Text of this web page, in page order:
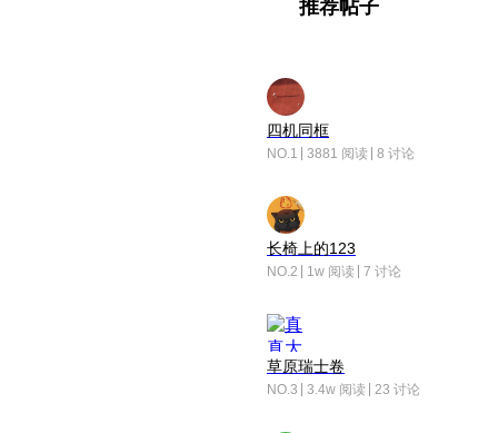
推荐帖子
四机同框
NO.1 3881 阅读 8 讨论
长椅上的123
NO.2 1w 阅读 7 讨论
草原瑞士卷
NO.3 3.4w 阅读 23 讨论